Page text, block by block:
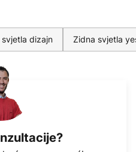
dizajn Zidna svjetla